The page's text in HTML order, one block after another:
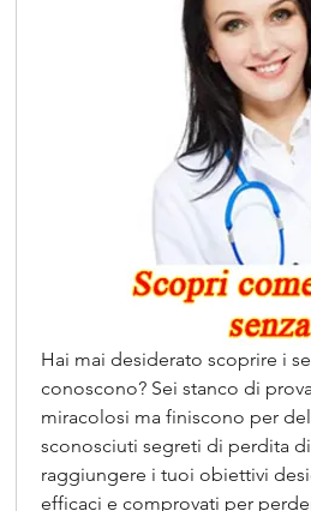
Hai mai desiderato scoprire i
conoscono? Sei stanco di
miracolosi ma finiscono per
sconosciuti segreti di perdita
raggiungere i tuoi obiettivi
efficaci e comprovati per